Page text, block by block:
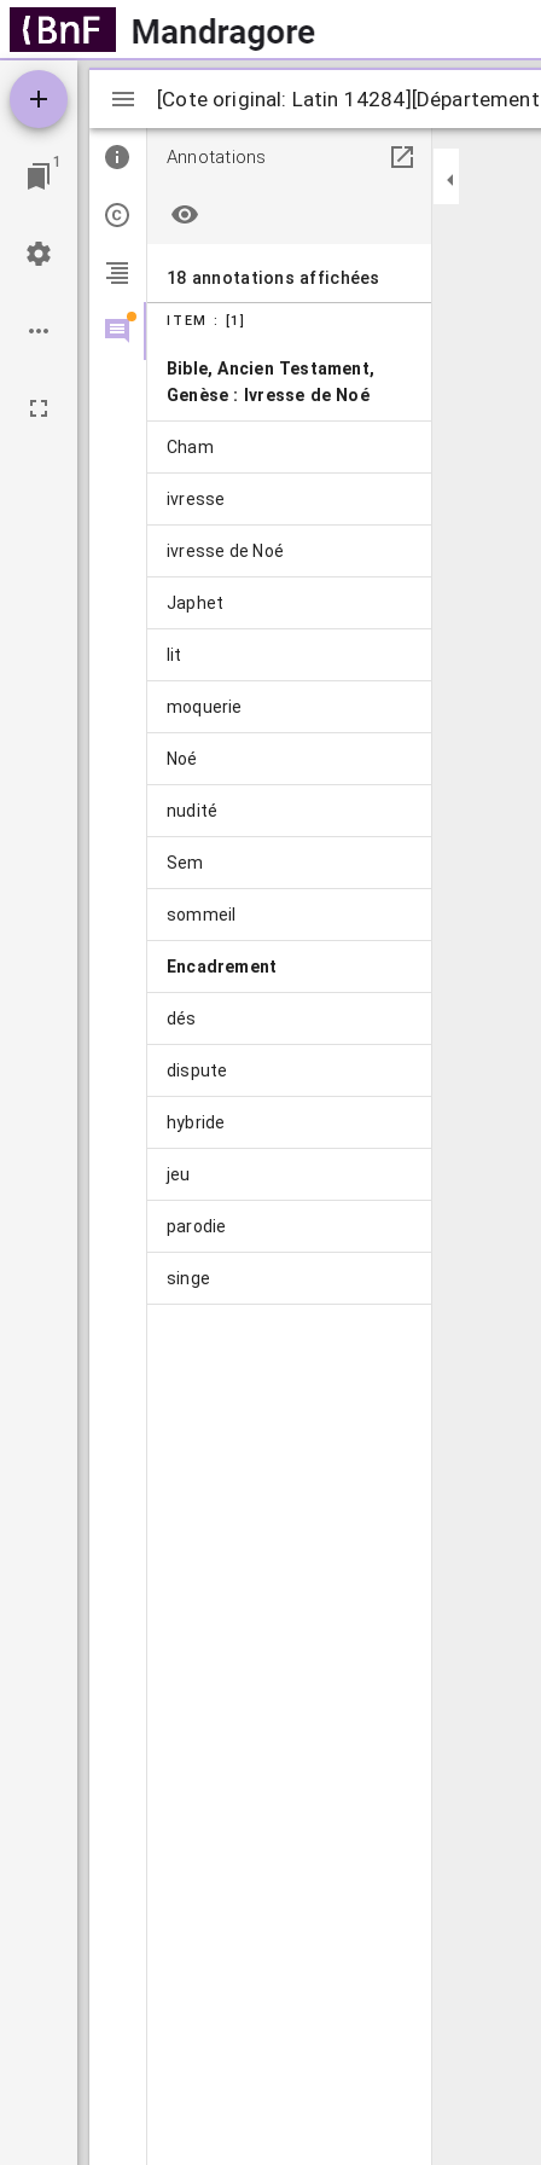
1
Visualiseur
Mirador
[Cote original: Latin
Annotations
18 annotations affichées
ITEM : [1]
Bible, Ancien Testament,
Genèse : Ivresse de Noé
Cham
ivresse
ivresse de Noé
Japhet
lit
moquerie
Noé
nudité
Sem
sommeil
Encadrement
dés
dispute
hybride
jeu
parodie
singe
[Cote original: Latin